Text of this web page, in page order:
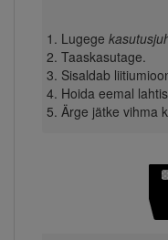
Lugege
Taaskasutage.
Sisaldab
Hoida eemal
Ärge jätke vihma